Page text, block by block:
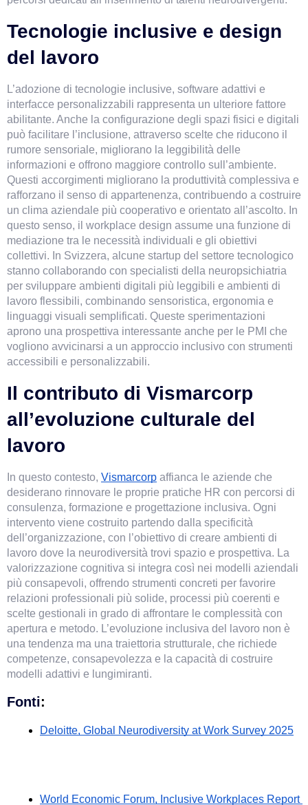
Tecnologie inclusive e design
del lavoro
L’adozione di tecnologie inclusive, software adattivi e
interfacce personalizzabili rappresenta un ulteriore fattore
abilitante. Anche la configurazione degli spazi fisici e digitali
può facilitare l’inclusione, attraverso scelte che riducono il
rumore sensoriale, migliorano la leggibilità delle
informazioni e offrono maggiore controllo sull’ambiente.
Questi accorgimenti migliorano la produttività complessiva e
rafforzano il senso di appartenenza, contribuendo a costruire
un clima aziendale più cooperativo e orientato all’ascolto. In
questo senso, il workplace design assume una funzione di
mediazione tra le necessità individuali e gli obiettivi
collettivi. In Svizzera, alcune startup del settore tecnologico
stanno collaborando con specialisti della neuropsichiatria
per sviluppare ambienti digitali più leggibili e ambienti di
lavoro flessibili, combinando sensoristica, ergonomia e
linguaggi visuali semplificati. Queste sperimentazioni
aprono una prospettiva interessante anche per le PMI che
vogliono avvicinarsi a un approccio inclusivo con strumenti
accessibili e personalizzabili.
Il contributo di Vismarcorp
all’evoluzione culturale del
lavoro
In questo contesto, Vismarcorp affianca le aziende che
desiderano rinnovare le proprie pratiche HR con percorsi di
consulenza, formazione e progettazione inclusiva. Ogni
intervento viene costruito partendo dalla specificità
dell’organizzazione, con l’obiettivo di creare ambienti di
lavoro dove la neurodiversità trovi spazio e prospettiva. La
valorizzazione cognitiva si integra così nei modelli aziendali
più consapevoli, offrendo strumenti concreti per favorire
relazioni professionali più solide, processi più coerenti e
scelte gestionali in grado di affrontare le complessità con
apertura e metodo. L’evoluzione inclusiva del lavoro non è
una tendenza ma una traiettoria strutturale, che richiede
competenze, consapevolezza e la capacità di costruire
modelli adattivi e lungimiranti.
Fonti:
Deloitte, Global Neurodiversity at Work Survey 2025
World Economic Forum, Inclusive Workplaces Report